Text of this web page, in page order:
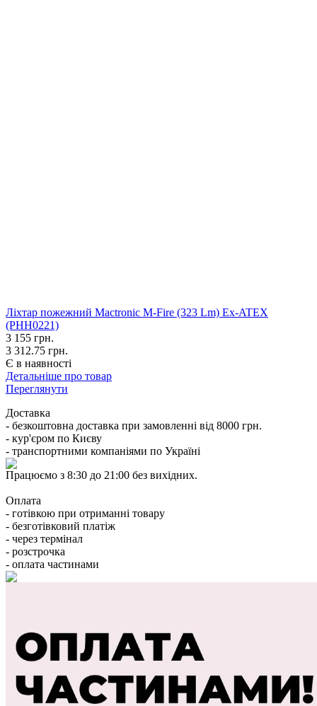
Ліхтар пожежний Mactronic M-Fire (323 Lm) Ex-ATEX
(PHH0221)
3 155 грн.
3 312.75 грн.
Є в наявності
Детальніше про товар
Переглянути
Доставка
- безкоштовна доставка при замовленні від 8000 грн.
- кур'єром по Києву
- транспортними компаніями по Україні
Працюємо з 8:30 до 21:00 без вихідних.
Оплата
- готівкою при отриманні товару
- безготівковий платіж
- через термінал
- розстрочка
- оплата частинами